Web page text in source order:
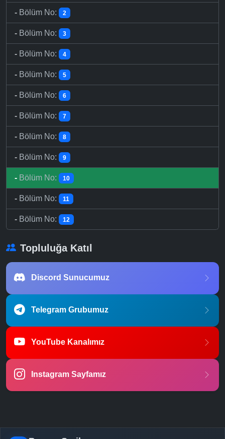
- Bölüm No: 2
- Bölüm No: 3
- Bölüm No: 4
- Bölüm No: 5
- Bölüm No: 6
- Bölüm No: 7
- Bölüm No: 8
- Bölüm No: 9
- Bölüm No: 10
- Bölüm No: 11
- Bölüm No: 12
Topluluğa Katıl
Discord Sunucumuz
Telegram Grubumuz
YouTube Kanalımız
Instagram Sayfamız